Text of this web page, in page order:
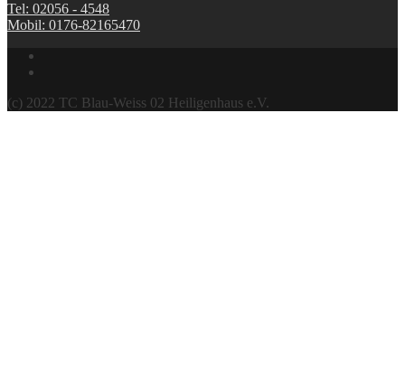
Tel: 02056 - 4548
Mobil: 0176-82165470
(c) 2022 TC Blau-Weiss 02 Heiligenhaus e.V.